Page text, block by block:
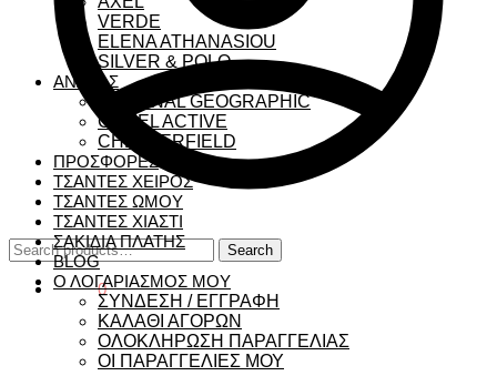
Search
for:
Search
€0,00 0
VERDE
ELENA ATHANASIOU
SILVER & POLO
ΑΝΔΡΑΣ
NATIONAL GEOGRAPHIC
CAMEL ACTIVE
CHESTERFIELD
ΠΡΟΣΦΟΡΕΣ
ΤΣΑΝΤΕΣ ΧΕΙΡΟΣ
ΤΣΑΝΤΕΣ ΩΜΟΥ
ΤΣΑΝΤΕΣ ΧΙΑΣΤΙ
ΣΑΚΙΔΙΑ ΠΛΑΤΗΣ
BLOG
Ο ΛΟΓΑΡΙΑΣΜΟΣ ΜΟΥ
ΣΥΝΔΕΣΗ / ΕΓΓΡΑΦΗ
ΚΑΛΑΘΙ ΑΓΟΡΩΝ
ΟΛΟΚΛΗΡΩΣΗ ΠΑΡΑΓΓΕΛΙΑΣ
ΟΙ ΠΑΡΑΓΓΕΛΙΕΣ ΜΟΥ